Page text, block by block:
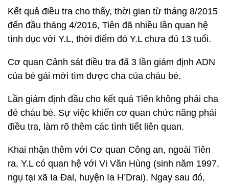
Kết quả điều tra cho thấy, thời gian từ tháng 8/2015
đến đầu tháng 4/2016, Tiên đã nhiều lần quan hệ
tình dục với Y.L, thời điểm đó Y.L chưa đủ 13 tuổi.
Cơ quan Cảnh sát điều tra đã 3 lần giám định ADN
của bé gái mới tìm được cha của cháu bé.
Lần giám định đầu cho kết quả Tiên không phải cha
đẻ cháu bé. Sự việc khiến cơ quan chức năng phải
điều tra, làm rõ thêm các tình tiết liên quan.
Khai nhận thêm với Cơ quan Công an, ngoài Tiên
ra, Y.L có quan hệ với Vi Văn Hùng (sinh năm 1997,
ngụ tại xã Ia Đal, huyện Ia H’Drai). Ngay sau đó,